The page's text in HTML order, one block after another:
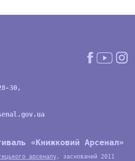
30,
«Книжковий Арсенал»
арсеналу , заснований 2011